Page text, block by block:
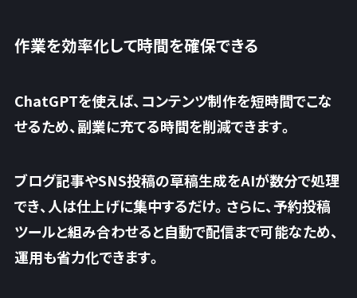
作業を効率化して時間を確保できる
ChatGPTを使えば、コンテンツ制作を短時間でこな
せるため、副業に充てる時間を削減できます。
ブログ記事やSNS投稿の草稿生成をAIが数分で処理
でき、人は仕上げに集中するだけ。さらに、予約投稿
ツールと組み合わせると自動で配信まで可能なため、
運用も省力化できます。